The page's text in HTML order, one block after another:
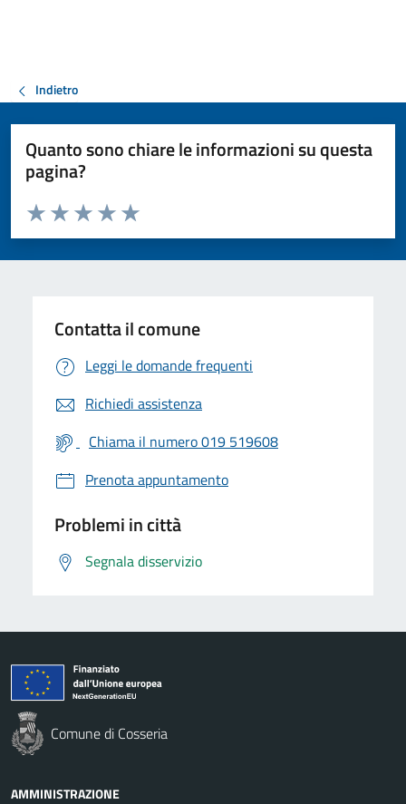
Indietro
Quanto sono chiare le informazioni su questa
pagina?
Valuta da 1 a 5 stelle la pagina
Valuta 5 stelle su 5
Valuta 4 stelle su 5
Valuta 3 stelle su 5
Valuta 2 stelle su 5
Valuta 1 stelle su 5
Contatta il comune
Leggi le domande frequenti
Richiedi assistenza
Chiama il numero 019 519608
Prenota appuntamento
Problemi in città
Segnala disservizio
Comune di Cosseria
AMMINISTRAZIONE